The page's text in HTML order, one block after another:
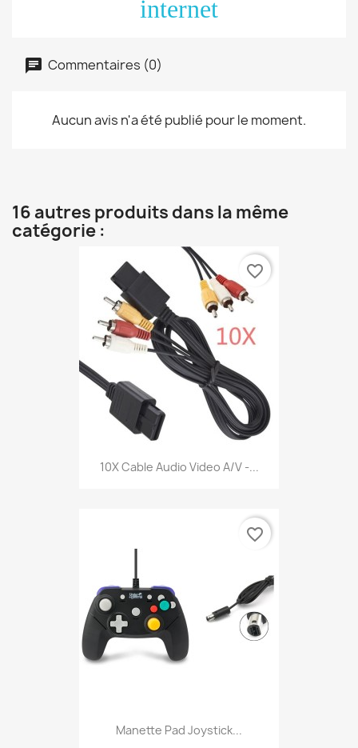
internet
Commentaires (0)
Aucun avis n'a été publié pour le moment.
16 autres produits dans la même
catégorie :
10X Cable Audio Video A/V -...
favorite_border
Manette Pad Joystick...
favorite_border